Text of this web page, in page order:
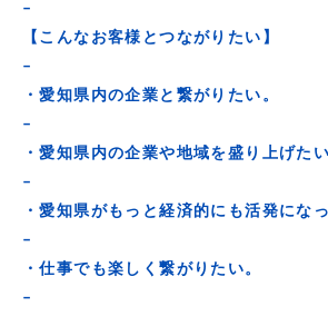
–
【こんなお客様とつながりたい】
–
・愛知県内の企業と繋がりたい。
–
・愛知県内の企業や地域を盛り上げたい
–
・愛知県がもっと経済的にも活発にな
–
・仕事でも楽しく繋がりたい。
–